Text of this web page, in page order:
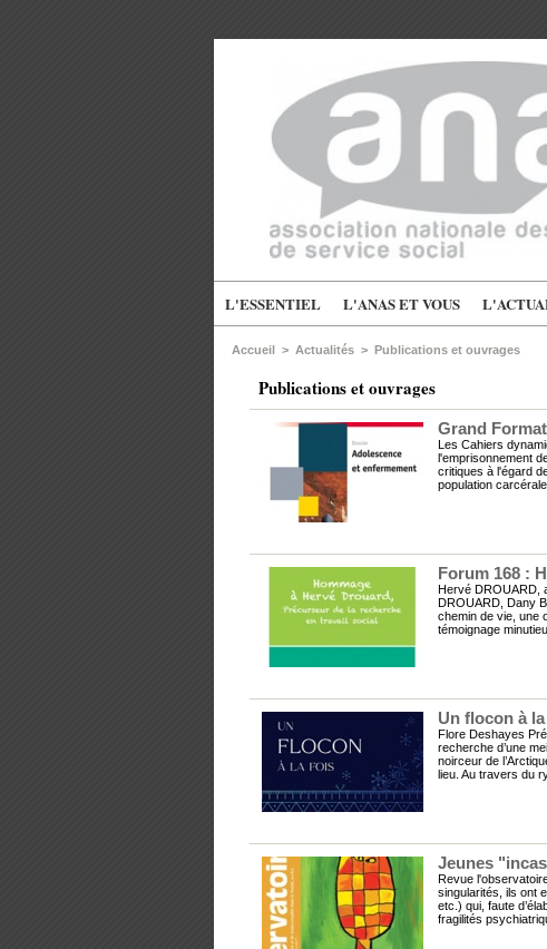
L'ESSENTIEL L'ANAS ET VOUS
Accueil > Actualités > Publications et ouvrages
Publications et ouvrages
Grand
Les Cahiers
l'emprisonnement
critiques à l'égard
population
Forum 168 :
Hervé DROUARD,
DROUARD, Dany
chemin de vie, une
témoignage
Un flocon à
Flore Deshayes
recherche d’une
noirceur de
lieu. Au travers du
Jeunes
Revue
singularités, ils ont
etc.) qui, faute
fragilités